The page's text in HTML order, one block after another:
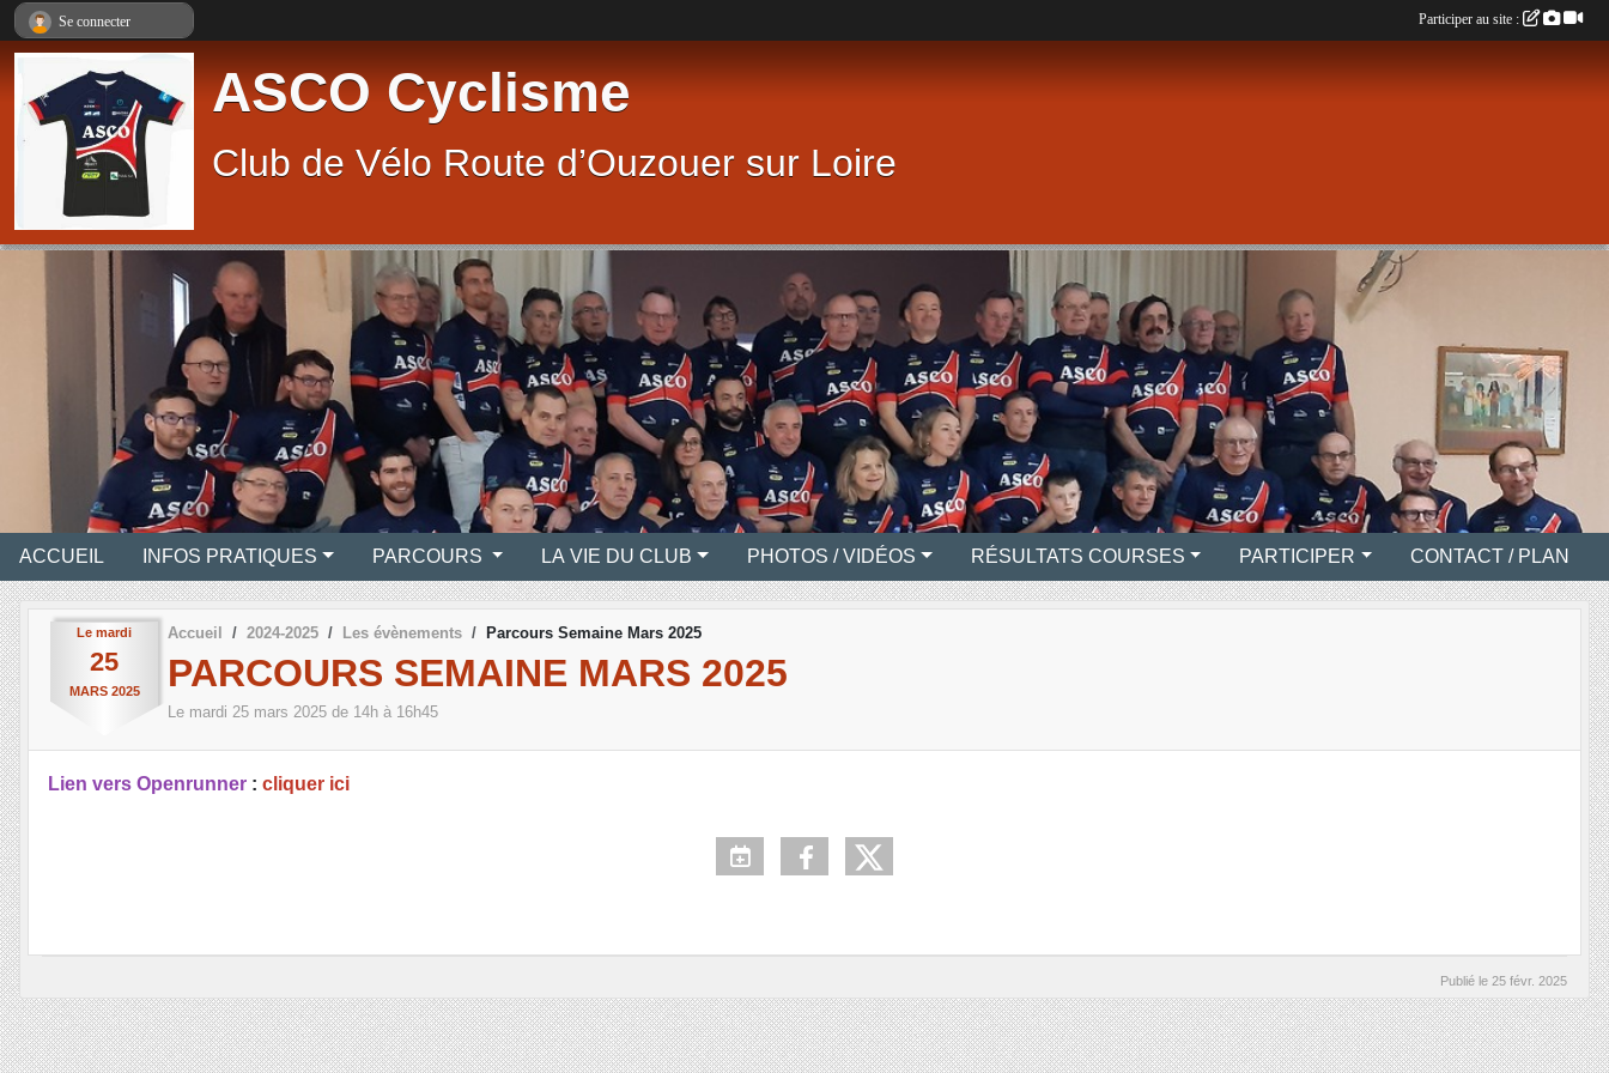
ASCO Cyclisme
Club de Vélo Route d’Ouzouer sur Loire
ACCUEIL INFOS PRATIQUES PARCOURS LA VIE DU CLUB PHOTOS / VIDÉOS RÉSULTATS COURSES PARTICIPER CONTACT / PLAN
Le mardi
25
MARS 2025
Accueil 2024-2025 Les évènements Parcours Semaine Mars 2025
PARCOURS SEMAINE MARS 2025
Le mardi 25 mars 2025 de 14h à 16h45
Lien vers Openrunner : cliquer ici
Publié le 25 févr. 2025
Se connecter Participer au site :
Panneau de gestion des cookies